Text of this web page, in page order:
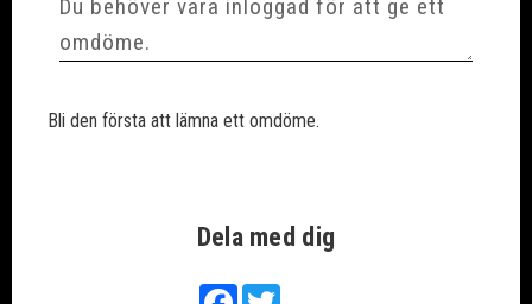
Dela med dig
FacebookTwitter
Bli den första att lämna ett omdöme.